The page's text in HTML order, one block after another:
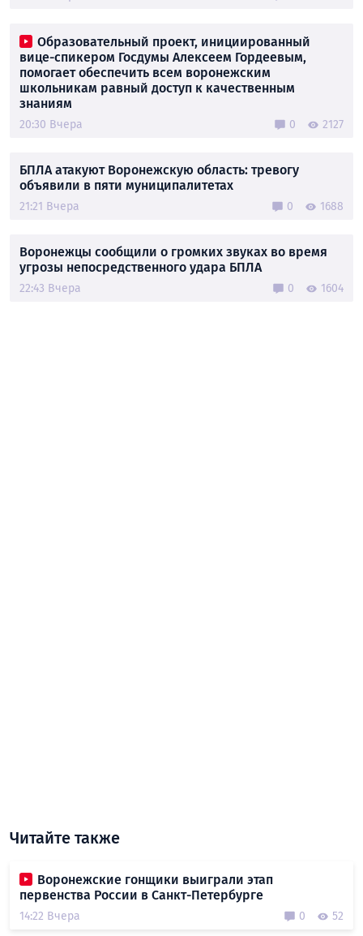
Образовательный проект, инициированный
вице-спикером Госдумы Алексеем Гордеевым,
помогает обеспечить всем воронежским
школьникам равный доступ к качественным
знаниям
20:30 Вчера 0 2127
БПЛА атакуют Воронежскую область: тревогу
объявили в пяти муниципалитетах
21:21 Вчера 0 1688
Воронежцы сообщили о громких звуках во время
угрозы непосредственного удара БПЛА
22:43 Вчера 0 1604
Читайте также
Воронежские гонщики выиграли этап
первенства России в Санкт-Петербурге
14:22 Вчера 0 52